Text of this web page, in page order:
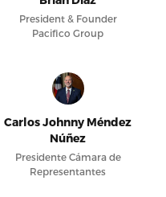
President & Founder
Pacifico Group
Carlos Johnny Méndez
Núñez
Presidente Cámara de
Representantes